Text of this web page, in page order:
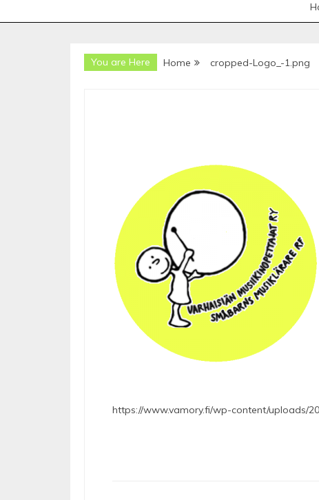
You are Here Home cropped-Logo_-1.png
https://www.vamory.fi/wp-content/uploads/